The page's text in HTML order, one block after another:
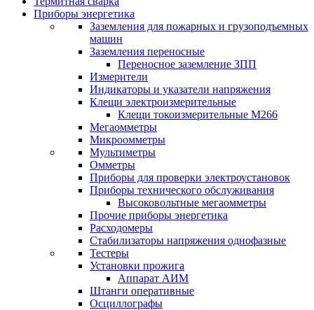
Приборы энергетика
Заземления для пожарных и грузоподъемных
машин
Заземления переносные
Переносное заземление ЗПП
Измерители
Индикаторы и указатели напряжения
Клещи электроизмерительные
Клещи токоизмерительные М266
Мегаомметры
Микроомметры
Мультиметры
Омметры
Приборы для проверки электроустановок
Приборы технического обслуживания
Высоковольтные мегаомметры
Прочие приборы энергетика
Расходомеры
Стабилизаторы напряжения однофазные
Тестеры
Установки прожига
Аппарат АИМ
Штанги оперативные
Осциллографы